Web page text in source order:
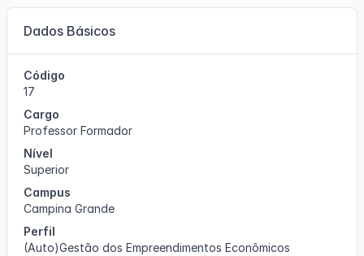
Dados Básicos
Código
17
Cargo
Professor Formador
Nível
Superior
Campus
Campina Grande
Perfil
(Auto)Gestão dos Empreendimentos Econômicos